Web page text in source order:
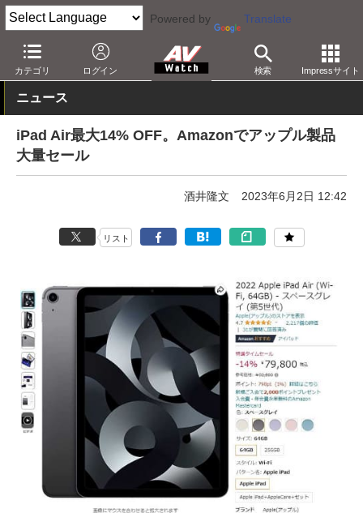
Powered by Translate
カテゴリ ログイン 検索 Impressサイト
AV Watch 動向 ショップ セール
ニュース
iPad Air最大14% OFF。Amazonでアップル製品
大量セール
酒井隆文 2023年6月2日 12:42
リスト